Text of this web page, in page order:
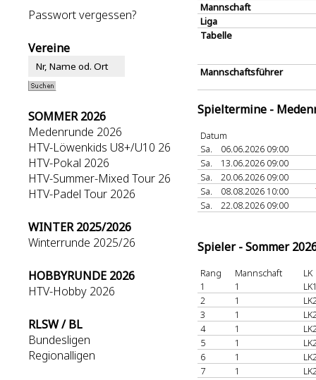
Passwort vergessen?
Vereine
SOMMER 2026
Medenrunde 2026
HTV-Löwenkids U8+/U10 26
HTV-Pokal 2026
HTV-Summer-Mixed Tour 26
HTV-Padel Tour 2026
WINTER 2025/2026
Winterrunde 2025/26
HOBBYRUNDE 2026
HTV-Hobby 2026
RLSW / BL
Bundesligen
Regionalligen
Mannschaft
Liga
Tabelle
Mannschaftsführer
Spieltermine -
Datum
Sa.
06.06.2026 09:00
Sa.
13.06.2026 09:00
Sa.
20.06.2026 09:00
Sa.
08.08.2026 10:00
Sa.
22.08.2026 09:00
Spieler - Sommer
Rang Mannschaft
LK
1
1
2
1
3
1
4
1
5
1
6
1
7
1